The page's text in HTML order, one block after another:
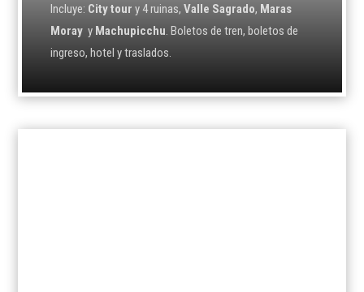
Incluye: City tour y 4 ruinas,Valle Sagrado, Maras
Moray y Machupicchu . Boletos de tren, boletos de
ingreso, hotel y traslados.